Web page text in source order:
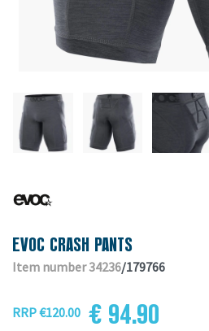
EVOC CRASH PANTS
Item number 34236/179766
RRP €120.00 € 94.90